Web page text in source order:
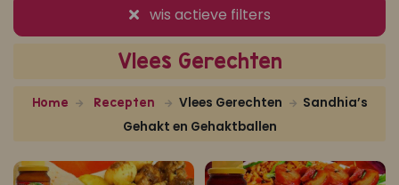
Koop ons bestseller kookboek
klik hier om je aan te melden voor Mijn Kookboek.
wis actieve filters
Vlees Gerechten
Home Recepten Vlees Gerechten
Sandhia’s
Gehakt en Gehaktballen